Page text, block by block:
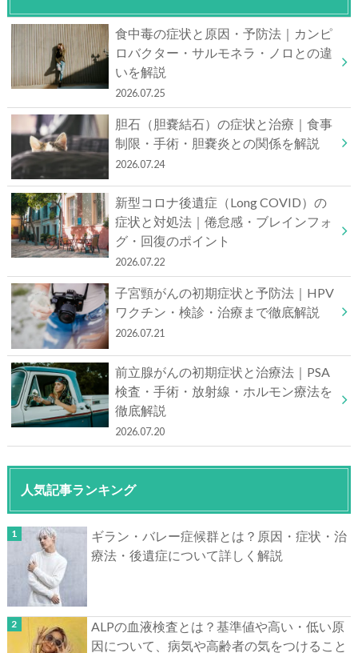
食中毒の症状と原因・予防法｜カンピ
ロバクター・サルモネラ・ノロとの違
いを解説
2026.07.25
胆石（胆嚢結石）の症状と治療｜食事
制限・手術・胆嚢炎との関係を解説
2026.07.24
新型コロナ後遺症（Long COVID）の
症状と対処法｜倦怠感・ブレインフォ
グ・回復のポイント
2026.07.22
子宮頸がんの初期症状と予防法｜HPV
ワクチン・検診・治療まで徹底解説
2026.07.21
前立腺がんの初期症状と治療法｜PSA
検査・手術・放射線・ホルモン療法を
徹底解説
2026.07.20
人気記事ランキング
ギラン・バレー症候群とは？原因・症状・治
療法・後遺症について詳しく解説
ALPの血液検査とは？基準値や高い・低い原
因について、病気や高齢者の気をつけること